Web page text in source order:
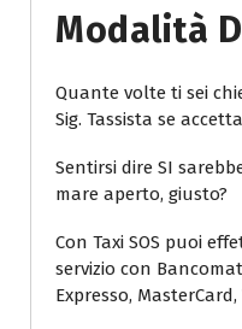
Modalità
Quante volte ti sei
Sig. Tassista se
Sentirsi dire SI
mare aperto, giusto?
Con Taxi SOS puoi
servizio con
Expresso,